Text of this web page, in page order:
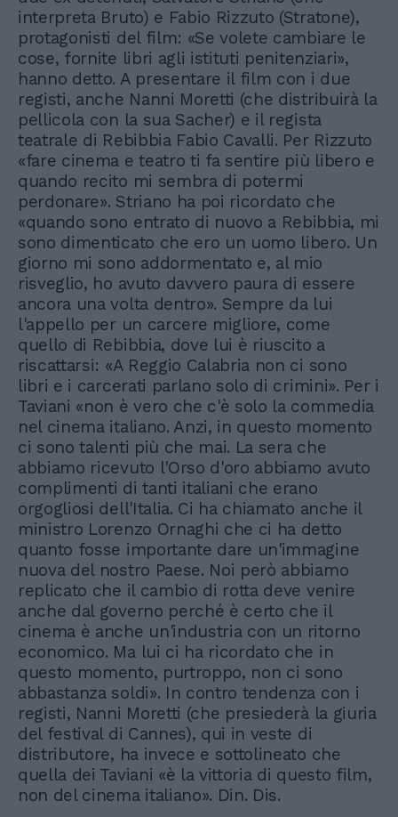
interpreta Bruto) e Fabio Rizzuto (Stratone),
protagonisti del film: «Se volete cambiare le
cose, fornite libri agli istituti penitenziari»,
hanno detto. A presentare il film con i due
registi, anche Nanni Moretti (che distribuirà la
pellicola con la sua Sacher) e il regista
teatrale di Rebibbia Fabio Cavalli. Per Rizzuto
«fare cinema e teatro ti fa sentire più libero e
quando recito mi sembra di potermi
perdonare». Striano ha poi ricordato che
«quando sono entrato di nuovo a Rebibbia, mi
sono dimenticato che ero un uomo libero. Un
giorno mi sono addormentato e, al mio
risveglio, ho avuto davvero paura di essere
ancora una volta dentro». Sempre da lui
l'appello per un carcere migliore, come
quello di Rebibbia, dove lui è riuscito a
riscattarsi: «A Reggio Calabria non ci sono
libri e i carcerati parlano solo di crimini». Per i
Taviani «non è vero che c'è solo la commedia
nel cinema italiano. Anzi, in questo momento
ci sono talenti più che mai. La sera che
abbiamo ricevuto l'Orso d'oro abbiamo avuto
complimenti di tanti italiani che erano
orgogliosi dell'Italia. Ci ha chiamato anche il
ministro Lorenzo Ornaghi che ci ha detto
quanto fosse importante dare un'immagine
nuova del nostro Paese. Noi però abbiamo
replicato che il cambio di rotta deve venire
anche dal governo perché è certo che il
cinema è anche un'industria con un ritorno
economico. Ma lui ci ha ricordato che in
questo momento, purtroppo, non ci sono
abbastanza soldi». In contro tendenza con i
registi, Nanni Moretti (che presiederà la giuria
del festival di Cannes), qui in veste di
distributore, ha invece e sottolineato che
quella dei Taviani «è la vittoria di questo film,
non del cinema italiano». Din. Dis.